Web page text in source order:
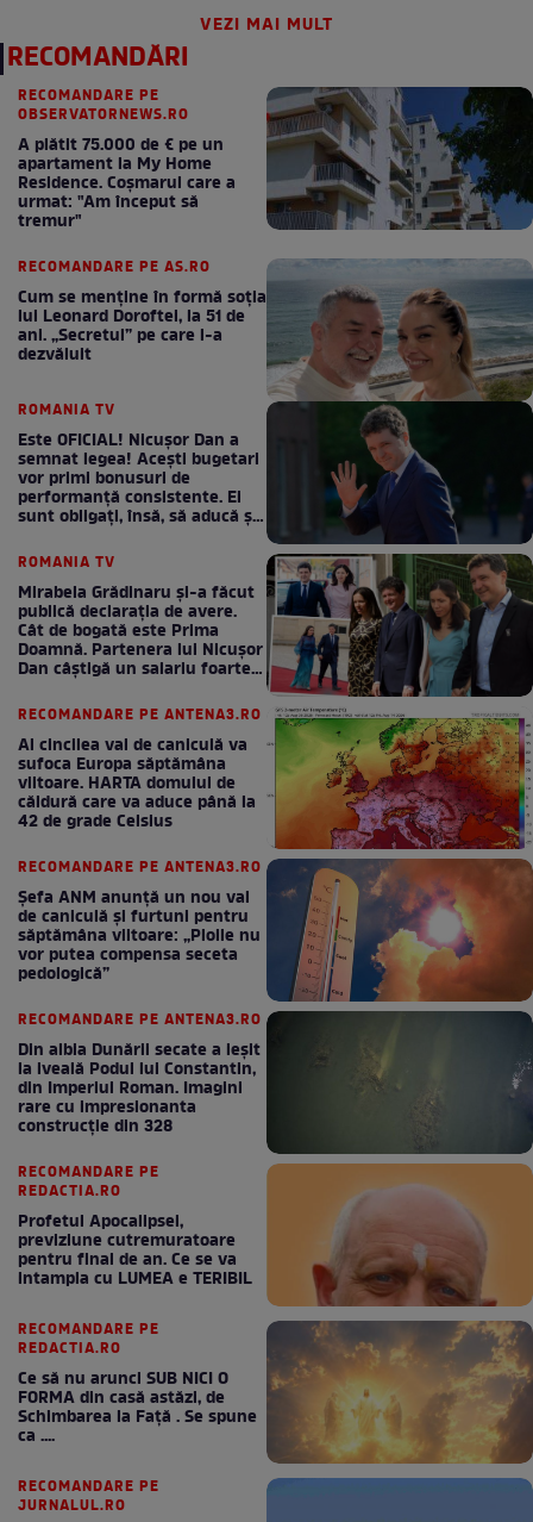
VEZI MAI MULT
RECOMANDĂRI
RECOMANDARE PE
OBSERVATORNEWS.RO
A plătit 75.000 de € pe un
apartament la My Home
Residence. Coşmarul care a
urmat: "Am început să
tremur"
RECOMANDARE PE AS.RO
Cum se menţine în formă soţia
lui Leonard Doroftei, la 51 de
ani. „Secretul” pe care l-a
dezvăluit
ROMANIA TV
Este OFICIAL! Nicușor Dan a
semnat legea! Acești bugetari
vor primi bonusuri de
performanță consistente. Ei
sunt obligați, însă, să aducă și
ROMANIA TV
Mirabela Grădinaru și-a făcut
publică declarația de avere.
Cât de bogată este Prima
Doamnă. Partenera lui Nicușor
Dan câștigă un salariu foarte
RECOMANDARE PE ANTENA3.RO
Al cincilea val de caniculă va
sufoca Europa săptămâna
viitoare. HARTA domului de
căldură care va aduce până la
42 de grade Celsius
RECOMANDARE PE ANTENA3.RO
Șefa ANM anunță un nou val
de caniculă și furtuni pentru
săptămâna viitoare: „Ploile nu
vor putea compensa seceta
pedologică”
RECOMANDARE PE ANTENA3.RO
Din albia Dunării secate a ieșit
la iveală Podul lui Constantin,
din Imperiul Roman. Imagini
rare cu impresionanta
construcție din 328
RECOMANDARE PE
REDACTIA.RO
Profetul Apocalipsei,
previziune cutremuratoare
pentru final de an. Ce se va
intampla cu LUMEA e TERIBIL
RECOMANDARE PE
REDACTIA.RO
Ce să nu arunci SUB NICI O
FORMA din casă astăzi, de
Schimbarea la Față . Se spune
ca ....
RECOMANDARE PE
JURNALUL.RO